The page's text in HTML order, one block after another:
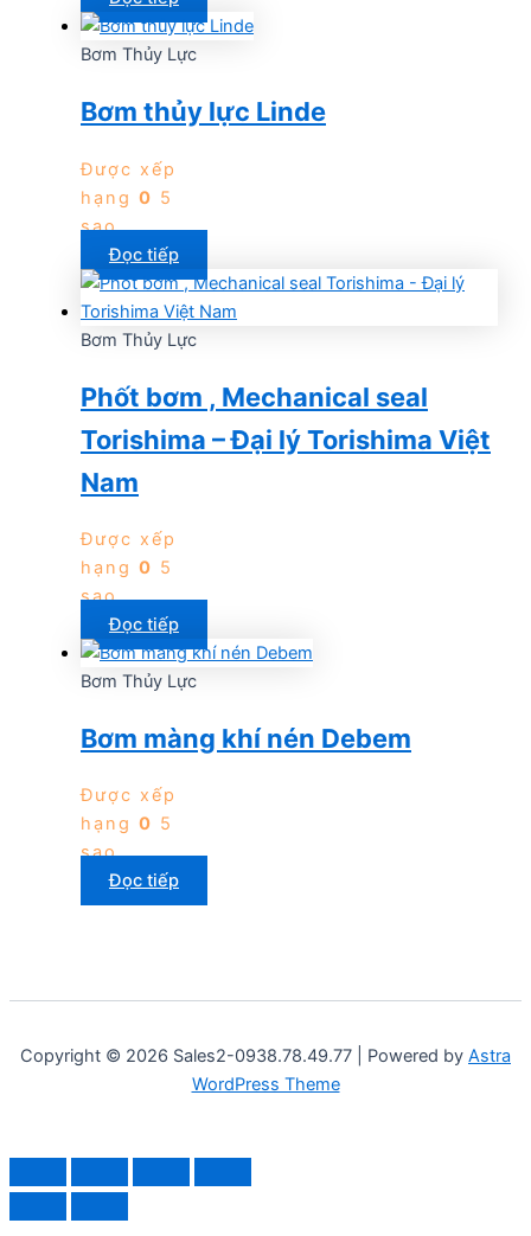
Bơm Thủy Lực
Bơm thủy lực Linde
Được xếp
hạng 0 5
sao
Đọc tiếp
Bơm Thủy Lực
Phốt bơm , Mechanical seal
Torishima – Đại lý Torishima Việt
Nam
Được xếp
hạng 0 5
sao
Đọc tiếp
Bơm Thủy Lực
Bơm màng khí nén Debem
Được xếp
hạng 0 5
sao
Đọc tiếp
Copyright © 2026 Sales2-0938.78.49.77 | Powered by Astra
WordPress Theme